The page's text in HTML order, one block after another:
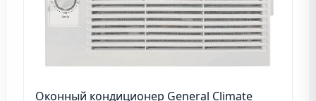
Оконный кондиционер General Climate